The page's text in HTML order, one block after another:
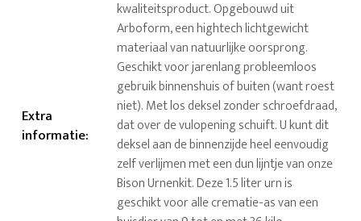
Extra
informatie:
kwaliteitsproduct. Opgebouwd uit
Arboform, een hightech lichtgewicht
materiaal van natuurlijke oorsprong.
Geschikt voor jarenlang probleemloos
gebruik binnenshuis of buiten (want roest
niet). Met los deksel zonder schroefdraad,
dat over de vulopening schuift. U kunt dit
deksel aan de binnenzijde heel eenvoudig
zelf verlijmen met een dun lijntje van onze
Bison Urnenkit. Deze 1.5 liter urn is
geschikt voor alle crematie-as van een